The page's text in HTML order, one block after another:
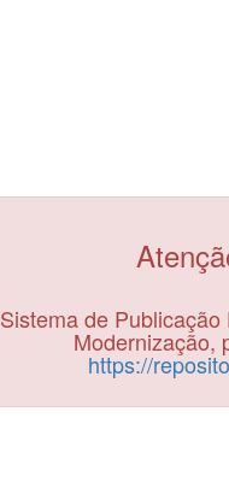
Sistema de
Modernização,
https://